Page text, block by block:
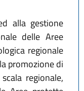
alla gestione
delle Aree
regionale
promozione di
regionale,